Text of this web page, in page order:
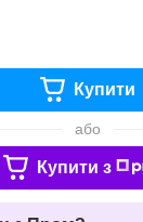
Купити
або
Купити з